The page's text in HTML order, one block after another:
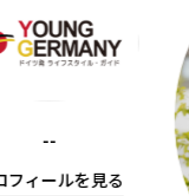
--
フィールを見る